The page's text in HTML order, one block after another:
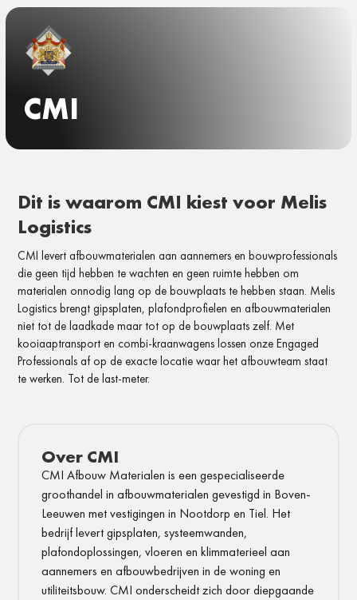
CMI
Dit is waarom CMI kiest voor Melis
Logistics
CMIlevert afbouwmaterialen aan aannemers enbouwprofessionals
die geen tijd hebben te wachten en geen ruimtehebben om
materialen onnodig lang op debouwplaats te hebbenstaan. Melis
Logisticsbrengt gipsplaten,plafondprofielen en afbouwmaterialen
niet tot delaadkade maar tot op debouwplaats zelf. Met
kooiaaptransport en combi-kraanwagens lossen onzeEngaged
Professionals af op de exactelocatie waar het afbouwteam staat
tewerken. Tot delast-meter.
Over CMI
CMI Afbouw Materialen is een gespecialiseerde
groothandel in afbouwmaterialen gevestigd in Boven-
Leeuwen met vestigingen in Nootdorp en Tiel. Het
bedrijf levert gipsplaten, systeemwanden,
plafondoplossingen, vloeren en klimmaterieel aan
aannemers en afbouwbedrijven in de woning en
utiliteitsbouw. CMI onderscheidt zich door diepgaande